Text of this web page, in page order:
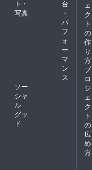
ト・
写真
台
・
パ
フ
ォ
ー
マ
ン
ス
ソー
シャ
ル
グッ
ド
ェ
ク
ト
の
作
り
方
プ
ロ
ジ
ェ
ク
ト
の
広
め
方